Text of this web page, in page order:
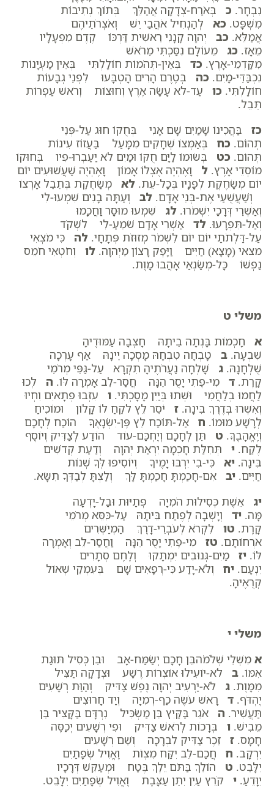
נִבְחָר. כ בְּאֹרַח-צְדָקָה אֲהַלֵּךְ בְּתוֹךְ נְתִיבוֹת
מִשְׁפָּט. כא לְהַנְחִיל אֹהֲבַי יֵשׁ וְאֹצְרֹתֵיהֶם
אֲמַלֵּא. כב יְהוָה קָנָנִי רֵאשִׁית דַּרְכּוֹ קֶדֶם מִפְעָלָיו
מֵאָז. כג מֵעוֹלָם נִסַּכְתִּי מֵרֹאשׁ
מִקַּדְמֵי-אָרֶץ. כד בְּאֵין-תְּהֹמוֹת חוֹלָלְתִּי בְּאֵין מַעְיָנוֹת
נִכְבַּדֵּי-מָיִם. כה בְּטֶרֶם הָרִים הָטְבָּעוּ לִפְנֵי גְבָעוֹת
חוֹלָלְתִּי. כו עַד-לֹא עָשָׂה אֶרֶץ וְחוּצוֹת וְרֹאשׁ עַפְרוֹת
תֵּבֵל.
כז בַּהֲכִינוֹ שָׁמַיִם שָׁם אָנִי בְּחֻקוֹ חוּג עַל-פְּנֵי
תְהוֹם. כח בְּאַמְּצוֹ שְׁחָקִים מִמָּעַל בַּעֲזוֹז עִינוֹת
תְּהוֹם. כט בְּשׂוּמוֹ לַיָּם חֻקּוֹ וּמַיִם לֹא יַעַבְרוּ-פִיו בְּחוּקוֹ
מוֹסְדֵי אָרֶץ. ל וָאֶהְיֶה אֶצְלוֹ אָמוֹן וָאֶהְיֶה שַׁעֲשׁוּעִים יוֹם
יוֹם מְשַׂחֶקֶת לְפָנָיו בְּכָל-עֵת. לא מְשַׂחֶקֶת בְּתֵבֵל אַרְצוֹ
וְשַׁעֲשֻׁעַי אֶת-בְּנֵי אָדָם. לב וְעַתָּה בָנִים שִׁמְעוּ-לִי
וְאַשְׁרֵי דְּרָכַי יִשְׁמֹרוּ. לג שִׁמְעוּ מוּסָר וַחֲכָמוּ
וְאַל-תִּפְרָעוּ. לד אַשְׁרֵי אָדָם שֹׁמֵעַ-לִי לִשְׁקֹד
עַל-דַּלְתֹתַי יוֹם יוֹם לִשְׁמֹר מְזוּזֹת פְּתָחָי. לה כִּי מֹצְאִי
מצאי (מָצָא) חַיִּים וַיָּפֶק רָצוֹן מֵיְהוָה. לו וְחֹטְאִי חֹמֵס
נַפְשׁוֹ כָּל-מְשַׂנְאַי אָהֲבוּ מָוֶת.
משלי ט
א חָכְמוֹת בָּנְתָה בֵיתָהּ חָצְבָה עַמּוּדֶיהָ
שִׁבְעָה. ב טָבְחָה טִבְחָהּ מָסְכָה יֵינָהּ אַף עָרְכָה
שֻׁלְחָנָהּ. ג שָׁלְחָה נַעֲרֹתֶיהָ תִקְרָא עַל-גַּפֵּי מְרֹמֵי
קָרֶת. ד מִי-פֶתִי יָסֻר הֵנָּה חֲסַר-לֵב אָמְרָה לּוֹ. ה לְכוּ
לַחֲמוּ בְלַחֲמִי וּשְׁתוּ בְּיַיִן מָסָכְתִּי. ו עִזְבוּ פְתָאיִם וִחְיוּ
וְאִשְׁרוּ בְּדֶרֶךְ בִּינָה. ז יֹסֵר לֵץ לֹקֵחַ לוֹ קָלוֹן וּמוֹכִיחַ
לְרָשָׁע מוּמוֹ. ח אַל-תּוֹכַח לֵץ פֶּן-יִשְׂנָאֶךָּ הוֹכַח לְחָכָם
וְיֶאֱהָבֶךָּ. ט תֵּן לְחָכָם וְיֶחְכַּם-עוֹד הוֹדַע לְצַדִּיק וְיוֹסֶף
לֶקַח. י תְּחִלַּת חָכְמָה יִרְאַת יְהוָה וְדַעַת קְדֹשִׁים
בִּינָה. יא כִּי-בִי יִרְבּוּ יָמֶיךָ וְיוֹסִיפוּ לְּךָ שְׁנוֹת
חַיִּים. יב אִם-חָכַמְתָּ חָכַמְתָּ לָּךְ וְלַצְתָּ לְבַדְּךָ תִשָּׂא.
יג אֵשֶׁת כְּסִילוּת הֹמִיָּה פְּתַיּוּת וּבַל-יָדְעָה
מָּה. יד וְיָשְׁבָה לְפֶתַח בֵּיתָהּ עַל-כִּסֵּא מְרֹמֵי
קָרֶת. טו לִקְרֹא לְעֹבְרֵי-דָרֶךְ הַמְיַשְּׁרִים
אֹרְחוֹתָם. טז מִי-פֶתִי יָסֻר הֵנָּה וַחֲסַר-לֵב וְאָמְרָה
לּוֹ. יז מַיִם-גְּנוּבִים יִמְתָּקוּ וְלֶחֶם סְתָרִים
יִנְעָם. יח וְלֹא-יָדַע כִּי-רְפָאִים שָׁם בְּעִמְקֵי שְׁאוֹל
קְרֻאֶיהָ.
משלי י
א מִשְׁלֵי שְׁלֹמֹהבֵּן חָכָם יְשַׂמַּח-אָב וּבֵן כְּסִיל תּוּגַת
אִמּוֹ. ב לֹא-יוֹעִילוּ אוֹצְרוֹת רֶשַׁע וּצְדָקָה תַּצִּיל
מִמָּוֶת. ג לֹא-יַרְעִיב יְהוָה נֶפֶשׁ צַדִּיק וְהַוַּת רְשָׁעִים
יֶהְדֹּף. ד רָאשׁ עֹשֶׂה כַף-רְמִיָּה וְיַד חָרוּצִים
תַּעֲשִׁיר. ה אֹגֵר בַּקַּיִץ בֵּן מַשְׂכִּיל נִרְדָּם בַּקָּצִיר בֵּן
מֵבִישׁ. ו בְּרָכוֹת לְרֹאשׁ צַדִּיק וּפִי רְשָׁעִים יְכַסֶּה
חָמָס. ז זֵכֶר צַדִּיק לִבְרָכָה וְשֵׁם רְשָׁעִים
יִרְקָב. ח חֲכַם-לֵב יִקַּח מִצְו‍ֹת וֶאֱוִיל שְׂפָתַיִם
יִלָּבֵט. ט הוֹלֵךְ בַּתֹּם יֵלֶךְ בֶּטַח וּמְעַקֵּשׁ דְּרָכָיו
יִוָּדֵעַ. י קֹרֵץ עַיִן יִתֵּן עַצָּבֶת וֶאֱוִיל שְׂפָתַיִם יִלָּבֵט.